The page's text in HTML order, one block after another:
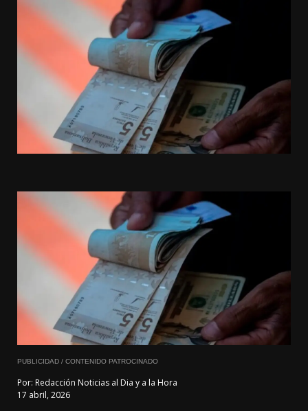
PUBLICIDAD / CONTENIDO PATROCINADO
Por: Redacción Noticias al Dia y a la Hora
17 abril, 2026